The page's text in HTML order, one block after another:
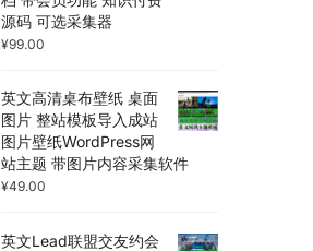
源码 可选采集器
¥99.00
英文高清桌布壁纸 桌面
图片 整站模板导入成站
图片壁纸WordPress网
站主题 带图片内容采集软件
¥49.00
英文Lead联盟交友约会